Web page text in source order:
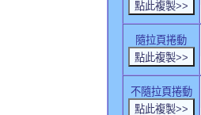
隨拉頁捲動
不隨拉頁捲動